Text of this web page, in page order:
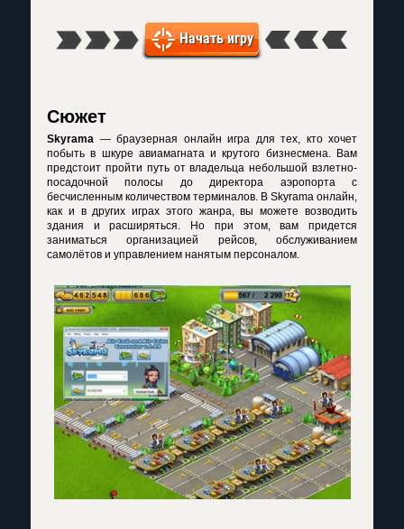
Начать игру
Сюжет
Skyrama — браузерная онлайн игра для тех, кто хочет
побыть в шкуре авиамагната и крутого бизнесмена. Вам
предстоит пройти путь от владельца небольшой взлетно-
посадочной полосы до директора аэропорта с
бесчисленным количеством терминалов. В Skyrama онлайн,
как и в других играх этого жанра, вы можете возводить
здания и расширяться. Но при этом, вам придется
заниматься организацией рейсов, обслуживанием
самолётов и управлением нанятым персоналом.